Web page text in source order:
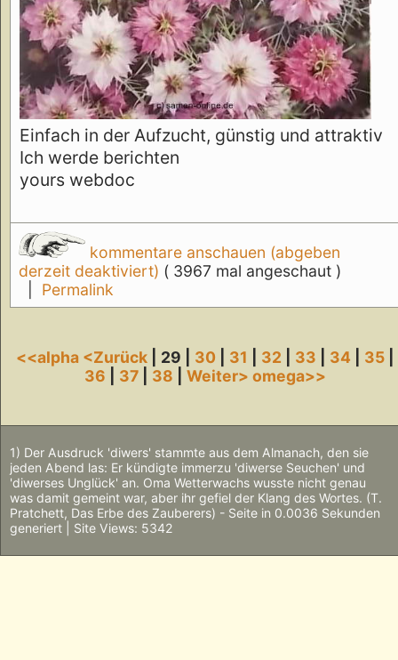
Einfach in der Aufzucht, günstig und attraktiv
Ich werde berichten
yours webdoc
kommentare anschauen (abgeben
derzeit deaktiviert) ( 3967 mal angeschaut )
Permalink
<<alpha <Zurück | 29 | 30| 31 32 33 34 35|
36
37| 38 Weiter> omega>>
1) Der Ausdruck 'diwers' stammte aus dem Almanach, den sie
jeden Abend las: Er kündigte immerzu 'diwerse Seuchen' und
'diwerses Unglück' an. Oma Wetterwachs wusste nicht genau
was damit gemeint war, aber ihr gefiel der Klang des Wortes. (T.
Pratchett, Das Erbe des Zauberers) - Seite in 0.0036 Sekunden
generiert | Site Views: 5342